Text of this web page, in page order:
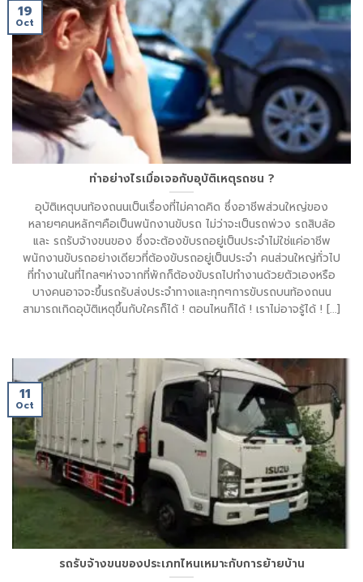
ทำอย่างไรเมื่อเจอกับอุบัติเหตุรถชน ?
อุบัติเหตุบนท้องถนนเป็นเรื่องที่ไม่คาดคิด ซึ่งอาชีพส่วนใหญ่ของ
หลายๆคนหลักๆคือเป็นพนักงานขับรถ ไม่ว่าจะเป็นรถพ่วง รถสิบล้อ
และ รถรับจ้างขนของ ซึ่งจะต้องขับรถอยู่เป็นประจำไม่ใช่แค่อาชีพ
พนักงานขับรถอย่างเดียวที่ต้องขับรถอยู่เป็นประจำ คนส่วนใหญ่ทั่วไป
ที่ทำงานในที่ไกลๆห่างจากที่พักก็ต้องขับรถไปทำงานด้วยตัวเองหรือ
บางคนอาจจะขึ้นรถรับส่งประจำทางและทุกๆการขับรถบนท้องถนน
สามารถเกิดอุบัติเหตุขึ้นกับใครก็ได้ ! ตอนไหนก็ได้ ! เราไม่อาจรู้ได้ ! [...]
19
Oct
รถรับจ้างขนของประเภทไหนเหมาะกับการย้ายบ้าน
11
Oct